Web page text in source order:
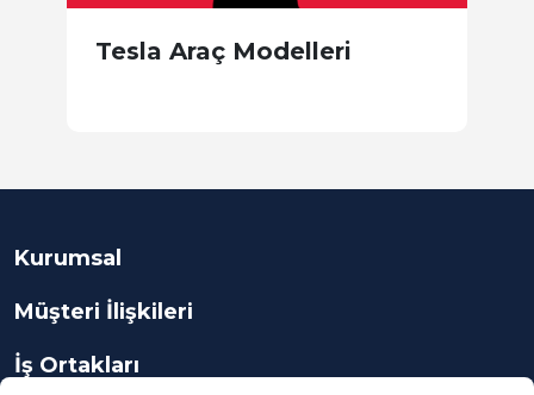
Tesla Araç Modelleri
Kurumsal
Müşteri İlişkileri
İş Ortakları